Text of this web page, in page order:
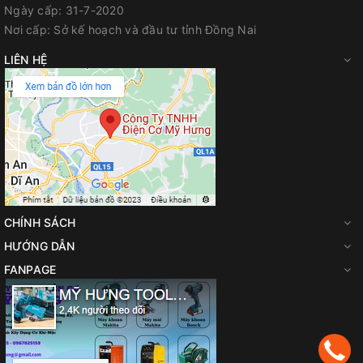
Gmail:makitadongnai@gmail.com
Ngày cấp: 31-7-2020
Nơi cấp: Sở kế hoạch và đầu tư tỉnh Đồng Nai
LIÊN HỆ
CHÍNH SÁCH
HƯỚNG DẪN
FANPAGE